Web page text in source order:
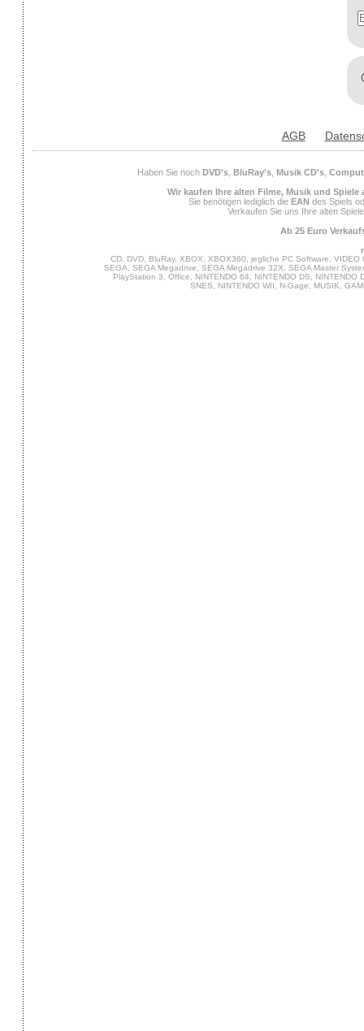
AGB
Haben Sie noch DVD's, BluRay's, Musik CD's,
Wir kaufen Ihre alten Filme, Musik und Spiele
Sie benötigen lediglich die EAN des Spiels
Verkaufen Sie uns Ihre alten
Ab 25 Euro
CD, DVD, BluRay, XBOX, XBOX360, jegliche PC Software,
SEGA, SEGA Megadrive, SEGA Megadrive 32X, SEGA Master
PlayStation 3, Office, NINTENDO 64, NINTENDO DS,
SNES, NINTENDO WII, N-Gage, MUSIK,